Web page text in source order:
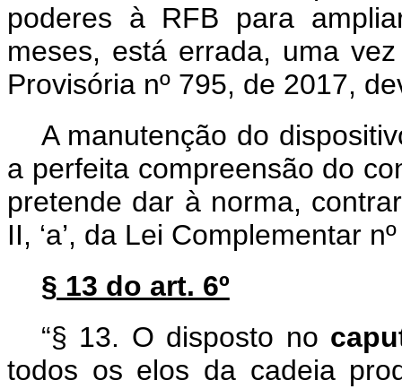
poderes à RFB para
meses, está errada, uma
Provisória nº 795, de 2017,
A manutenção do
a perfeita compreensão do
pretende dar à norma,
II, ‘a’, da Lei Complementar
§ 13 do art. 6º
“§ 13. O disposto no
todos os elos da cadeia